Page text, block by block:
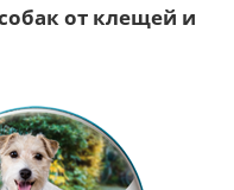
от клещей и